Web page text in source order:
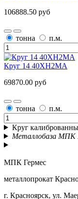
106888.50 руб
тонна п.м.
Круг 14 40ХН2МА
69870.00 руб
тонна п.м.
Круг
Металлобаза МПК
МПК Гермес
металлопрокат
г. Красноярск, ул.